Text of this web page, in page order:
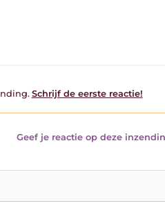
Schrijf de eerste reactie!
Geef je reactie op deze